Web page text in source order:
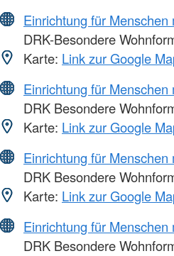
Einrichtung für Menschen
DRK-Besondere
Karte: Link zur Google
Einrichtung für Menschen
DRK Besondere
Karte: Link zur Google
Einrichtung für Menschen
DRK Besondere
Karte: Link zur Google
Einrichtung für Menschen
DRK Besondere